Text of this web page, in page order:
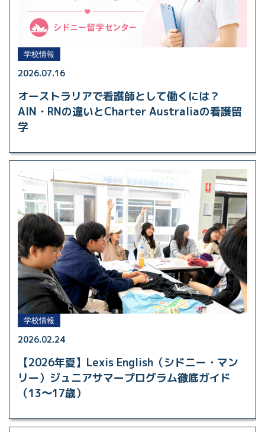
学校情報
2026.07.16
オーストラリアで看護師として働くには？
AIN・RNの違いとCharter Australiaの看護留
学
学校情報
2026.02.24
【2026年夏】Lexis English（シドニー・マン
リー）ジュニアサマープログラム徹底ガイド
（13〜17歳）